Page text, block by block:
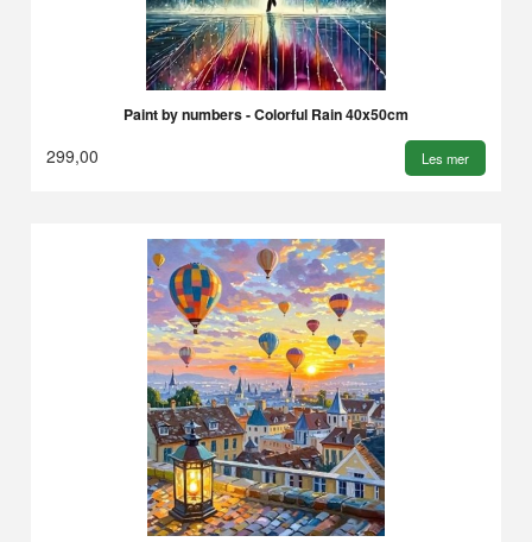
Paint by numbers - Colorful Rain 40x50cm
299,00 Les mer